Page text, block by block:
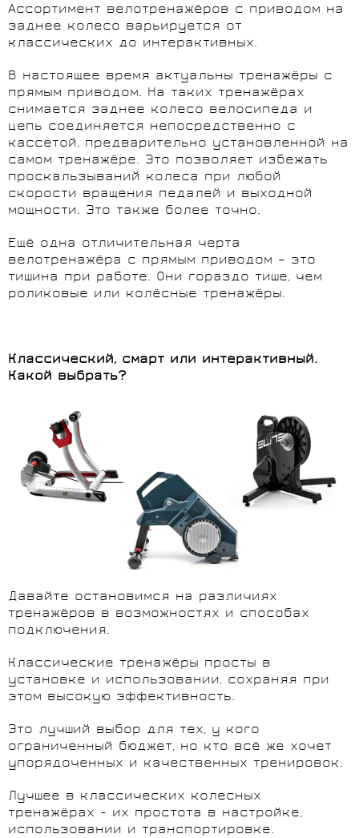
Ассортимент велотренажёров с приводом на
заднее колесо варьируется от
классических до интерактивных.
В настоящее время актуальны тренажёры с
прямым приводом. На таких тренажёрах
снимается заднее колесо велосипеда и
цепь соединяется непосредственно с
кассетой, предварительно установленной на
самом тренажёре. Это позволяет избежать
проскальзываний колеса при любой
скорости вращения педалей и выходной
мощности. Это также более точно.
Ещё одна отличительная черта
велотренажёра с прямым приводом – это
тишина при работе. Они гораздо тише, чем
роликовые или колёсные тренажёры.
Классический, смарт или интерактивный.
Какой выбрать?
Давайте остановимся на различиях
тренажёров в возможностях и способах
подключения.
Классические тренажёры просты в
установке и использовании, сохраняя при
этом высокую эффективность.
Это лучший выбор для тех, у кого
ограниченный бюджет, но кто всё же хочет
упорядоченных и качественных тренировок.
Лучшее в классических колесных
тренажёрах - их простота в настройке,
использовании и транспортировке.